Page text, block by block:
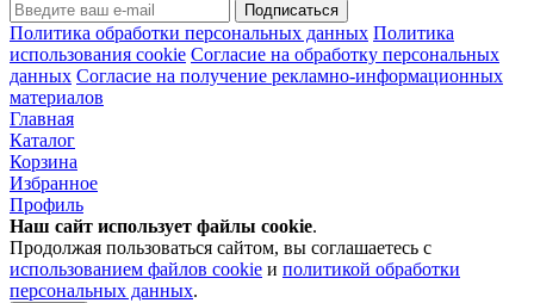
Подписаться
Политика обработки персональных данных Политика
использования cookie Согласие на обработку персональных
данных Согласие на получение рекламно-информационных
материалов
Главная
Каталог
Корзина
Избранное
Профиль
Наш сайт использует файлы cookie.
Продолжая пользоваться сайтом, вы соглашаетесь с
использованием файлов cookie и политикой обработки
персональных данных.